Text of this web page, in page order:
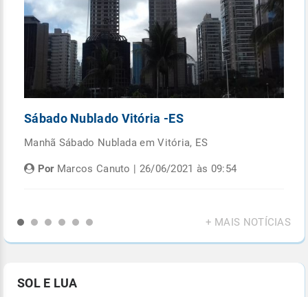
Sábado Nublado Vitória -ES
Manhã Sábado Nublada em Vitória, ES
PorMarcos Canuto | 26/06/2021 às 09:54
+ MAIS NOTÍCIAS
SOL E LUA